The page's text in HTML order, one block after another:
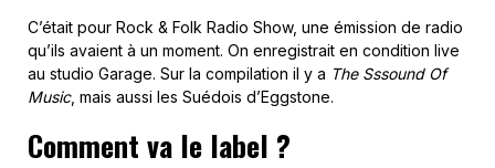
C’était pour Rock & Folk Radio Show, une émission de radio
qu’ils avaient à un moment. On enregistrait en condition live
au studio Garage. Sur la compilation il y a The Sssound Of
Music, mais aussi les Suédois d’Eggstone.
Comment va le label ?